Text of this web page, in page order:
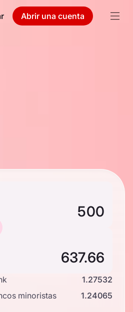
Abrir una cuenta
1.27532
minoristas
1.24065